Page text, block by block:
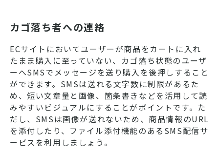
カゴ落ち者への連絡
ECサイトにおいてユーザーが商品をカートに入れ
たまま購入に至っていない、カゴ落ち状態のユーザ
ーへSMSでメッセージを送り購入を後押しすること
ができます。SMSは送れる文字数に制限があるた
め、短い文章量と画像、箇条書きなどを活用して読
みやすいビジュアルにすることがポイントです。た
だし、SMSは画像が送れないため、商品情報のURL
を添付したり、ファイル添付機能のあるSMS配信サ
ービスを利用しましょう。